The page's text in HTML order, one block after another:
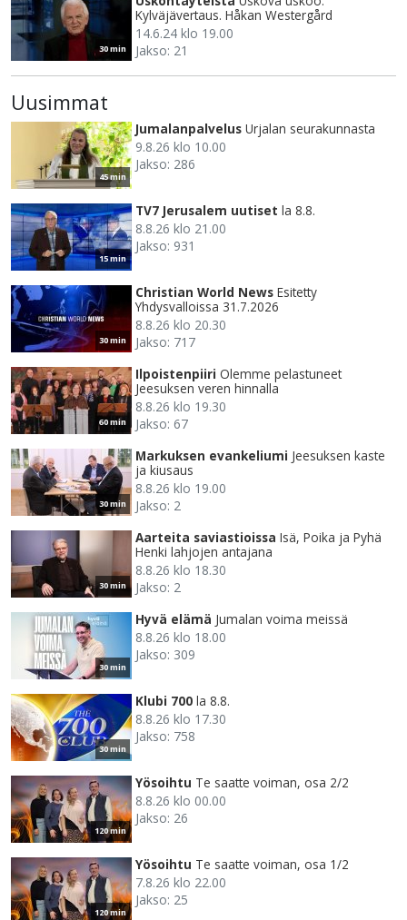
30 min
Kylväjävertaus. Håkan Westergård
14.6.24 klo 19.00
Jakso: 21
Uusimmat
45 min
Jumalanpalvelus Urjalan seurakunnasta
9.8.26 klo 10.00
Jakso: 286
15 min
TV7 Jerusalem uutiset la 8.8.
8.8.26 klo 21.00
Jakso: 931
30 min
Christian World News Esitetty
Yhdysvalloissa 31.7.2026
8.8.26 klo 20.30
Jakso: 717
60 min
Ilpoistenpiiri Olemme pelastuneet
Jeesuksen veren hinnalla
8.8.26 klo 19.30
Jakso: 67
30 min
Markuksen evankeliumi Jeesuksen kaste
ja kiusaus
8.8.26 klo 19.00
Jakso: 2
30 min
Aarteita saviastioissa Isä, Poika ja Pyhä
Henki lahjojen antajana
8.8.26 klo 18.30
Jakso: 2
30 min
Hyvä elämä Jumalan voima meissä
8.8.26 klo 18.00
Jakso: 309
30 min
Klubi 700 la 8.8.
8.8.26 klo 17.30
Jakso: 758
120 min
Yösoihtu Te saatte voiman, osa 2/2
8.8.26 klo 00.00
Jakso: 26
120 min
Yösoihtu Te saatte voiman, osa 1/2
7.8.26 klo 22.00
Jakso: 25